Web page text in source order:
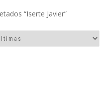
“Iserte Javier”